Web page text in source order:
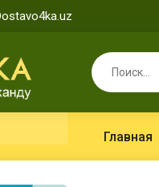
Главная